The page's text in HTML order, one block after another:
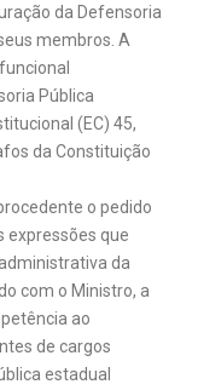
da Defensoria
membros. A
Pública
(EC) 45,
da Constituição
o pedido
expressões que
da
com o Ministro, a
ao
de cargos
estadual